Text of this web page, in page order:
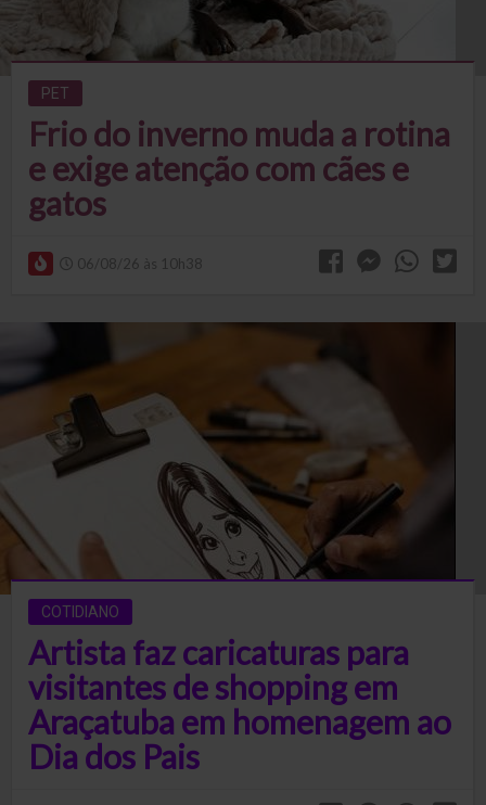
PET
Frio do inverno muda a rotina
e exige atenção com cães e
gatos
06/08/26 às 10h38
COTIDIANO
Artista faz caricaturas para
visitantes de shopping em
Araçatuba em homenagem ao
Dia dos Pais